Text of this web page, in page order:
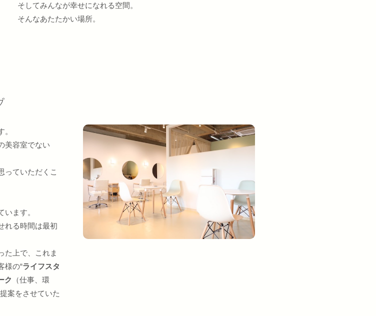
そしてみんなが幸せになれる空間。
そんなあたたかい場所。
美容室でない
っていただくこ
ます。
れる時間は最初
た上で、これま
様の“ライフスタ
ク
（仕事、環
案をさせていた